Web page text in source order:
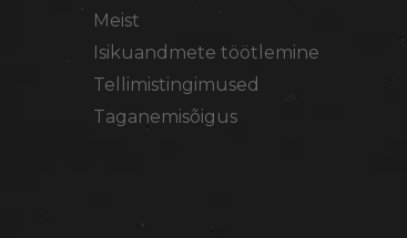
Meist
Isikuandmete töötlemine
Tellimistingimused
Taganemisõigus